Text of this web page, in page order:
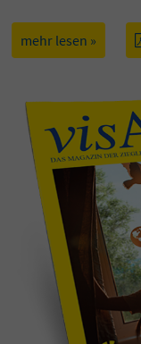
mehr lesen »